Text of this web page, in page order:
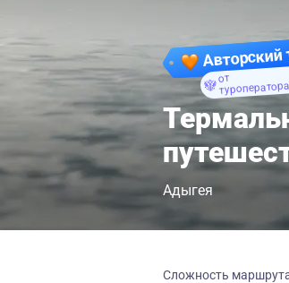
Авторский
от
туроператора
Адыгея
Сложность